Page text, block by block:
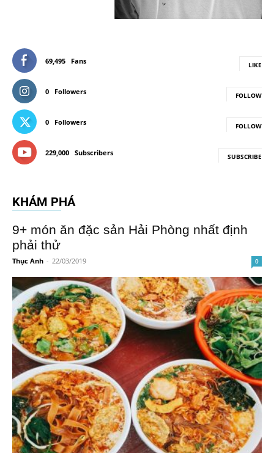
69,495 Fans LIKE
0 Followers FOLLOW
0 Followers FOLLOW
229,000 Subscribers SUBSCRIBE
KHÁM PHÁ
9+ món ăn đặc sản Hải Phòng nhất định
phải thử
Thục Anh - 22/03/2019 0